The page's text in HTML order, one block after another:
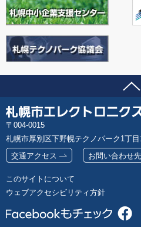
ページの先頭へ
問い合わせ先
郵
便
番
号
004-0015
札幌市厚別区下野幌テクノパーク1丁
交通アクセス
お問い合わせ先
このサイトについて
ウェブアクセシビリティ方針